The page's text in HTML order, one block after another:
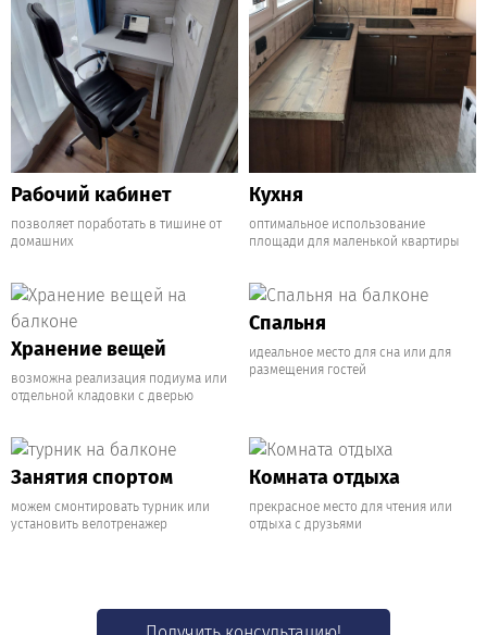
Рабочий кабинет
позволяет поработать в тишине от
домашних
Кухня
оптимальное использование
площади для маленькой квартиры
Хранение вещей
возможна реализация подиума или
отдельной кладовки с дверью
Спальня
идеальное место для сна или для
размещения гостей
Занятия спортом
можем смонтировать турник или
установить велотренажер
Комната отдыха
прекрасное место для чтения или
отдыха с друзьями